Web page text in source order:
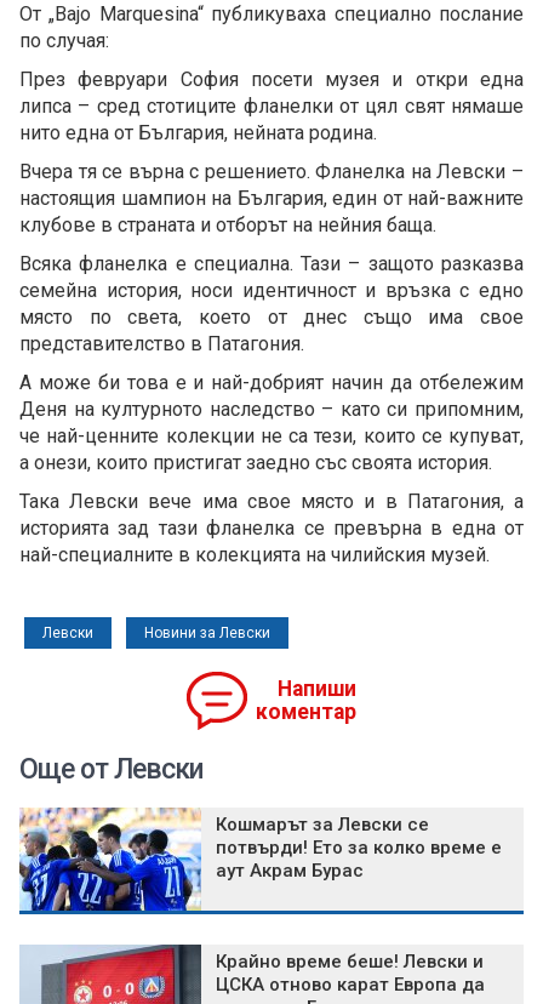
От „Bajo Marquesina“ публикуваха специално послание
по случая:
През февруари София посети музея и откри една
липса – сред стотиците фланелки от цял свят нямаше
нито една от България, нейната родина.
Вчера тя се върна с решението. Фланелка на Левски –
настоящия шампион на България, един от най-важните
клубове в страната и отборът на нейния баща.
Всяка фланелка е специална. Тази – защото разказва
семейна история, носи идентичност и връзка с едно
място по света, което от днес също има свое
представителство в Патагония.
А може би това е и най-добрият начин да отбележим
Деня на културното наследство – като си припомним,
че най-ценните колекции не са тези, които се купуват,
а онези, които пристигат заедно със своята история.
Така Левски вече има свое място и в Патагония, а
историята зад тази фланелка се превърна в една от
най-специалните в колекцията на чилийския музей.
Левски Новини за Левски
Напиши
коментар
Още от Левски
Кошмарът за Левски се
потвърди! Ето за колко време е
аут Акрам Бурас
Крайно време беше! Левски и
ЦСКА отново карат Европа да